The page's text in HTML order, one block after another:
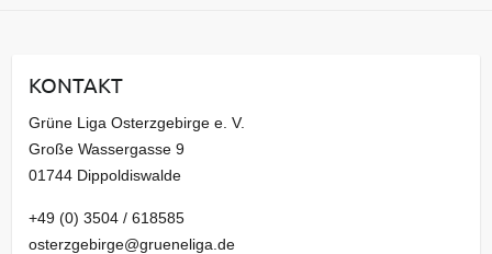
v
KONTAKT
Grüne Liga Osterzgebirge e. V.
Große Wassergasse 9
01744 Dippoldiswalde
+49 (0) 3504 / 618585
osterzgebirge@grueneliga.de